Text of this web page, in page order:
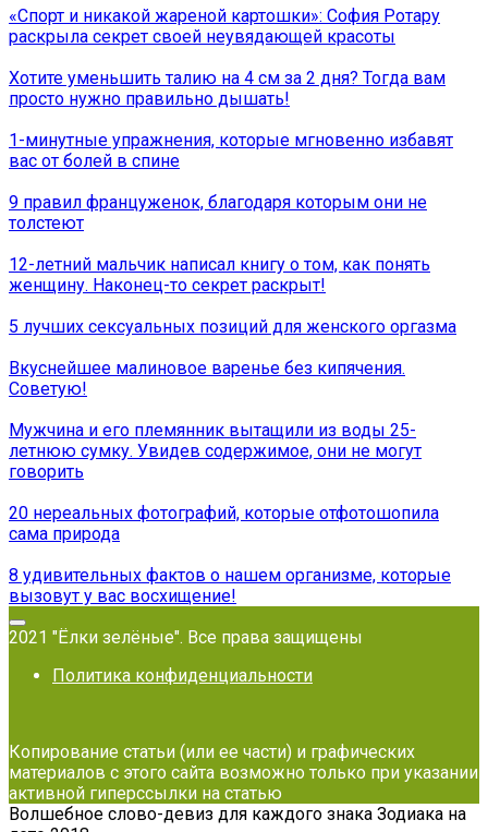
«Спорт и никакой жареной картошки»: София Ротару
раскрыла секрет своей неувядающей красоты
Хотите уменьшить талию на 4 см за 2 дня? Тогда вам
просто нужно правильно дышать!
1-минутные упражнения, которые мгновенно избавят
вас от болей в спине
9 правил француженок, благодаря которым они не
толстеют
12-летний мальчик написал книгу о том, как понять
женщину. Наконец-то секрет раскрыт!
5 лучших сексуальных позиций для женского оргазма
Вкуснейшее малиновое варенье без кипячения.
Советую!
Мужчина и его племянник вытащили из воды 25-
летнюю сумку. Увидев содержимое, они не могут
говорить
20 нереальных фотографий, которые отфотошопила
сама природа
8 удивительных фактов о нашем организме, которые
вызовут у вас восхищение!
2021 "Ёлки зелёные". Все права защищены
Политика конфиденциальности
Копирование статьи (или ее части) и графических
материалов с этого сайта возможно только при указании
активной гиперссылки на статью
Волшебное слово-девиз для каждого знака Зодиака на